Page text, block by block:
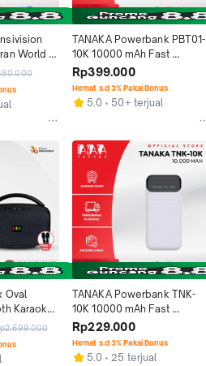
World
Top Box
TANAKA Powerbank PBT01-
10K 10000 mAh Fast
Charging iPhone Andorid
Colok 3 HP Sekaligus
Garansi Resmi 1 Tahun
Rp399.000
Hemat s.d 3% Pakai Bonus
5.0 50+ terjual
Oval
Karaoke
Resmi
TANAKA Powerbank TNK-
10K 10000 mAh Fast
Charging iPhone Andorid
Colok 4 HP Sekaligus
Garansi Resmi 1 Tahun
Rp229.000
Hemat s.d 3% Pakai Bonus
5.0 25 terjual